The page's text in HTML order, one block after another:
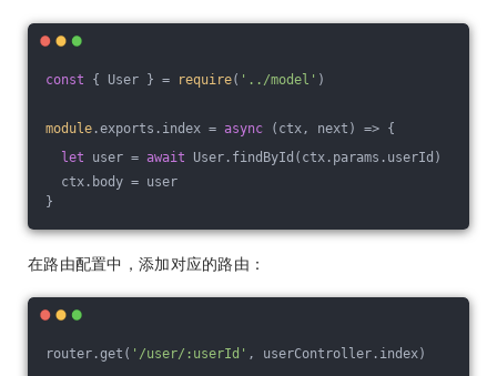
const { User } = require( '../model' )
module .exports.index = async (ctx, next) => {
let user = await User.findById(ctx.params.userId)
ctx.body = user
}
在路由配置中，添加对应的路由：
router.get( '/user/:userId' , userController.index)